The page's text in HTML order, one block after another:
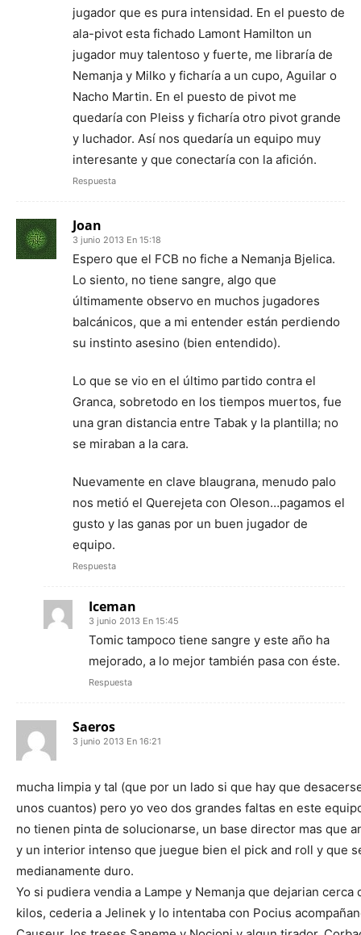
jugador que es pura intensidad. En el puesto de
ala-pivot esta fichado Lamont Hamilton un
jugador muy talentoso y fuerte, me libraría de
Nemanja y Milko y ficharía a un cupo, Aguilar o
Nacho Martin. En el puesto de pivot me
quedaría con Pleiss y ficharía otro pivot grande
y luchador. Así nos quedaría un equipo muy
interesante y que conectaría con la afición.
Respuesta
Joan
3 junio 2013 En 15:18
Espero que el FCB no fiche a Nemanja Bjelica.
Lo siento, no tiene sangre, algo que
últimamente observo en muchos jugadores
balcánicos, que a mi entender están perdiendo
su instinto asesino (bien entendido).
Lo que se vio en el último partido contra el
Granca, sobretodo en los tiempos muertos, fue
una gran distancia entre Tabak y la plantilla; no
se miraban a la cara.
Nuevamente en clave blaugrana, menudo palo
nos metió el Querejeta con Oleson…pagamos el
gusto y las ganas por un buen jugador de
equipo.
Respuesta
Iceman
3 junio 2013 En 15:45
Tomic tampoco tiene sangre y este año ha
mejorado, a lo mejor también pasa con éste.
Respuesta
Saeros
3 junio 2013 En 16:21
mucha limpia y tal (que por un lado si que hay que
unos cuantos) pero yo veo dos grandes faltas en este
no tienen pinta de solucionarse, un base director mas que
y un interior intenso que juegue bien el pick and roll y que
medianamente duro.
Yo si pudiera vendia a Lampe y Nemanja que dejarian cerca
kilos, cederia a Jelinek y lo intentaba con Pocius